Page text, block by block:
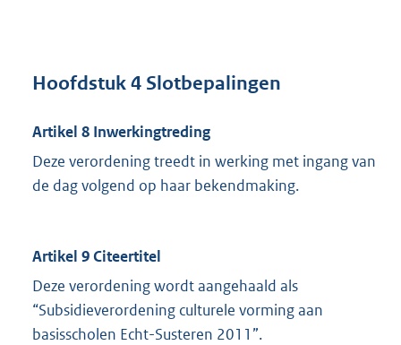
Hoofdstuk 4 Slotbepalingen
Artikel 8 Inwerkingtreding
Deze verordening treedt in werking met ingang van
de dag volgend op haar bekendmaking.
Artikel 9 Citeertitel
Deze verordening wordt aangehaald als
“Subsidieverordening culturele vorming aan
basisscholen Echt-Susteren 2011”.